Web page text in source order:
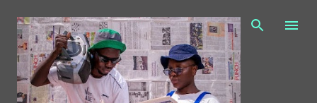
Passa ai contenuti principali